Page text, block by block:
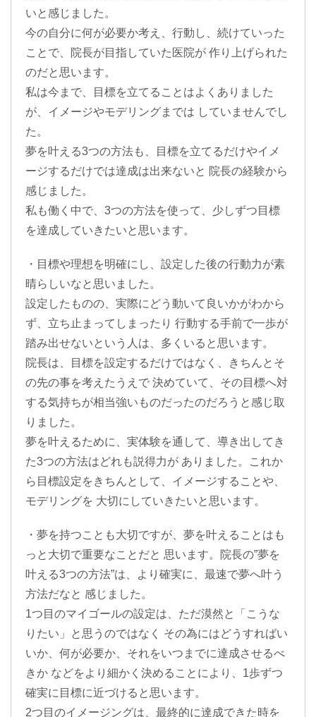
いと感じました。
今の自分に何が必要か考え、行動し、続けていった
ことで、院長が目指していた医院が 作り上げられた
のだと思います。
私は今まで、目標を立てることはよくありました
が、イメージやモデリングまでは していませんでし
た。
夢を叶える3つの方法も、目標を立てるだけやイメ
ージするだけでは達成は出来ないと 院長の経験から
感じました。
私も働く中で、3つの方法を使って、少しずつ目標
を達成していきたいと思います。
・目標や理想を明確にし、設定した後の行動力が素
晴らしいなと思いました。
設定したものの、実際にどう動いて良いかがわから
ず、立ち止まってしまったり 行動する手前で一歩が
踏み出せないという人は、多くいると思います。
院長は、目標を設定するだけではなく、きちんとそ
の先の事を考えたうえで 決めていて、その目標へ対
する気持ちが相当強いものだったのだろうと感じ取
りました。
夢を叶えるために、実体験を通して、導き出してき
た3つの方法はどれも説得力が ありました。これか
ら目標設定をきちんとして、イメージすることや、
モデリングを 大切にしていきたいと思います。
・夢を持つことも大切ですが、夢を叶えることはも
っと大切で重要なことだと 思います。院長の”夢を
叶える3つの方法”は、より確実に、最速で夢へ叶う
方法だなと 感じました。
1つ目のマイゴールの設定は、ただ漠然と「こうな
りたい」と思うのではなく その為にはどうすればい
いか、何が必要か、それをいつまでに達成させるべ
きか などをより細かく決めることにより、1歩ずつ
確実に目標に近づけると思います。
2つ目のイメージングは、最終的に達成できた時を